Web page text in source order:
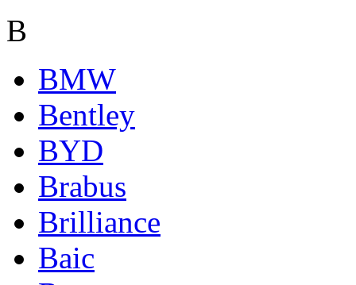
B
BMW
Bentley
BYD
Brabus
Brilliance
Baic